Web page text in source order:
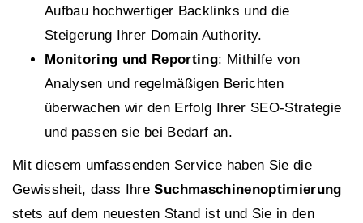
Aufbau hochwertiger Backlinks und die
Steigerung Ihrer Domain Authority.
Monitoring und Reporting: Mithilfe von
Analysen und regelmäßigen Berichten
überwachen wir den Erfolg Ihrer SEO-Strategie
und passen sie bei Bedarf an.
Mit diesem umfassenden Service haben Sie die
Gewissheit, dass IhreSuchmaschinenoptimierung
stets auf dem neuesten Stand ist und Sie in den